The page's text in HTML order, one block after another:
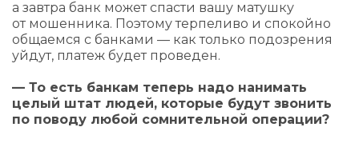
а завтра банк может спасти вашу матушку
от мошенника. Поэтому терпеливо и спокойно
общаемся с банками — как только подозрения
уйдут, платеж будет проведен.
— То есть банкам теперь надо нанимать
целый штат людей, которые будут звонить
по поводу любой сомнительной операции?